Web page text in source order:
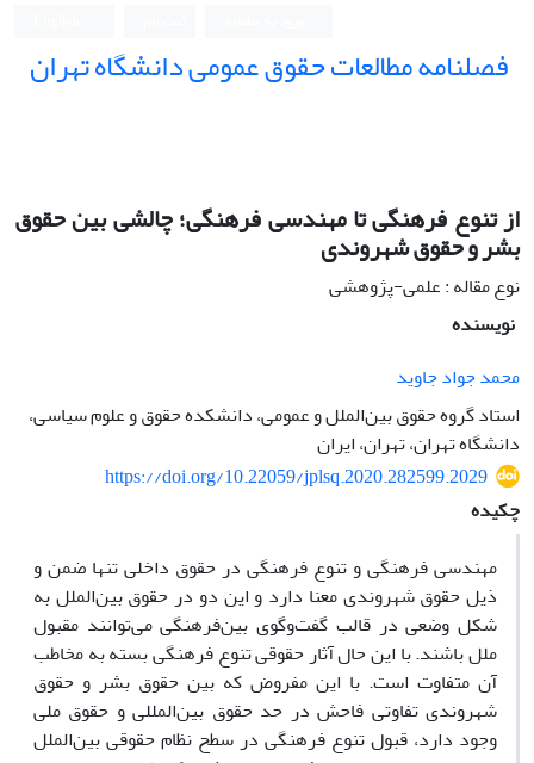
فصلنامه مطالعات حقوق عمومی دانشگاه تهران
از تنوع فرهنگی تا مهندسی فرهنگی؛ چالشی بین حقوق
بشر و حقوق شهروندی
نوع مقاله : علمی-پژوهشی
نویسنده
محمد جواد جاوید
استاد گروه حقوق بین‌الملل و عمومی، دانشکده حقوق و علوم سیاسی،
دانشگاه تهران، تهران، ایران
https://doi.org/10.22059/jplsq.2020.282599.2029
چکیده
مهندسی فرهنگی و تنوع فرهنگی در حقوق داخلی تنها ضمن و
ذیل حقوق شهروندی معنا دارد و این دو در حقوق بین‌الملل به
شکل وضعی در قالب گفت‌وگوی بین‌فرهنگی می‌توانند مقبول
ملل باشند. با این حال آثار حقوقی تنوع فرهنگی بسته به مخاطب
آن متفاوت است. با این مفروض که بین حقوق بشر و حقوق
شهروندی تفاوتی فاحش در حد حقوق بین‌المللی و حقوق ملی
وجود دارد، قبول تنوع فرهنگی در سطح نظام حقوقی بین‌الملل